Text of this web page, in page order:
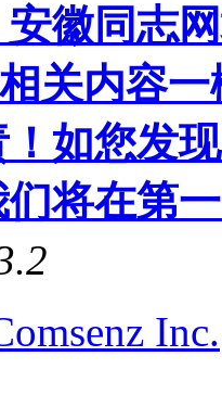
徽同志
关内容
！如您发
将在第
Inc.